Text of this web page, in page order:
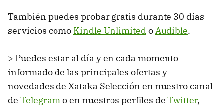
También puedes probar gratis durante 30 días
servicios como Kindle UnlimitedoAudible.
> Puedes estar al día y en cada momento
informado de las principales ofertas y
novedades de Xataka Selección en nuestro canal
de Telegramo en nuestros perfiles de Twitter,